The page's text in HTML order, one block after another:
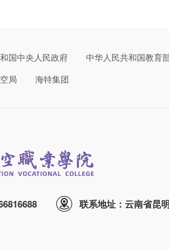
国中央人民政府 中华人民共和国教育
局
海特集团
联系地址：云南省昆